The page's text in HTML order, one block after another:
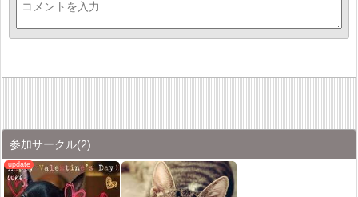
参加サークル(2)